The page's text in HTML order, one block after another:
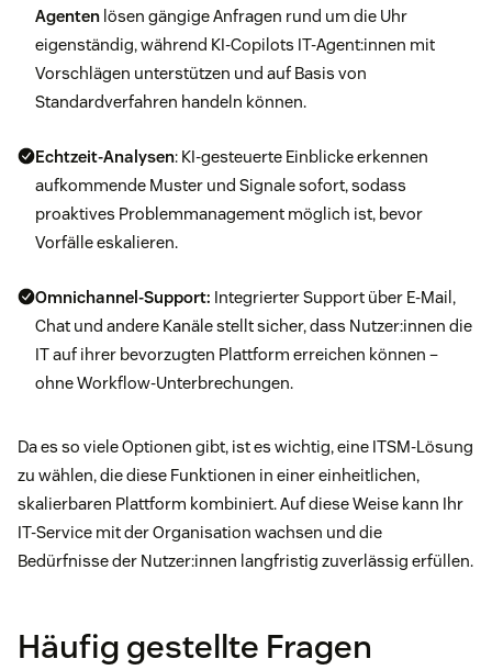
Agenten lösen gängige Anfragen rund um die Uhr
eigenständig, während KI-Copilots IT-Agent:innen mit
Vorschlägen unterstützen und auf Basis von
Standardverfahren handeln können.
Echtzeit-Analysen: KI-gesteuerte Einblicke erkennen
aufkommende Muster und Signale sofort, sodass
proaktives Problemmanagement möglich ist, bevor
Vorfälle eskalieren.
Omnichannel-Support: Integrierter Support über E-Mail,
Chat und andere Kanäle stellt sicher, dass Nutzer:innen die
IT auf ihrer bevorzugten Plattform erreichen können –
ohne Workflow-Unterbrechungen.
Da es so viele Optionen gibt, ist es wichtig, eine ITSM-Lösung
zu wählen, die diese Funktionen in einer einheitlichen,
skalierbaren Plattform kombiniert. Auf diese Weise kann Ihr
IT-Service mit der Organisation wachsen und die
Bedürfnisse der Nutzer:innen langfristig zuverlässig erfüllen.
Häufig gestellte Fragen